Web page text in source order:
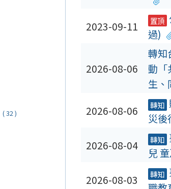
( 32 )
2023-09-11 置頂
過)
2026-08-06
轉知
動「
生、
2026-08-06 轉知
災後
2026-08-04 轉知
兒
2026-08-03 轉知